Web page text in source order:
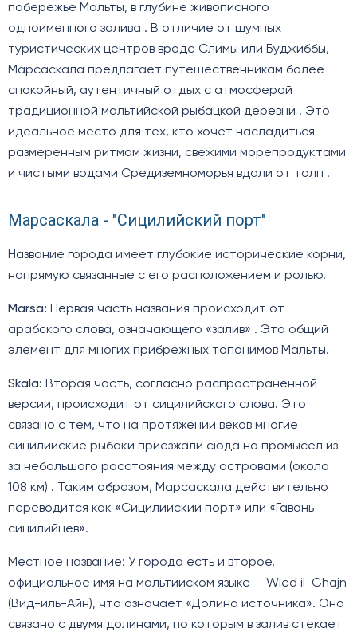
побережье Мальты, в глубине живописного
одноименного залива . В отличие от шумных
туристических центров вроде Слимы или Буджиббы,
Марсаскала предлагает путешественникам более
спокойный, аутентичный отдых с атмосферой
традиционной мальтийской рыбацкой деревни . Это
идеальное место для тех, кто хочет насладиться
размеренным ритмом жизни, свежими морепродуктами
и чистыми водами Средиземноморья вдали от толп .
Марсаскала - "Сицилийский порт"
Название города имеет глубокие исторические корни,
напрямую связанные с его расположением и ролью.
Marsa: Первая часть названия происходит от
арабского слова, означающего «залив» . Это общий
элемент для многих прибрежных топонимов Мальты.
Skala: Вторая часть, согласно распространенной
версии, происходит от сицилийского слова. Это
связано с тем, что на протяжении веков многие
сицилийские рыбаки приезжали сюда на промысел из-
за небольшого расстояния между островами (около
108 км) . Таким образом, Марсаскала действительно
переводится как «Сицилийский порт» или «Гавань
сицилийцев».
Местное название: У города есть и второе,
официальное имя на мальтийском языке — Wied il-Għajn
(Вид-иль-Айн), что означает «Долина источника». Оно
связано с двумя долинами, по которым в залив стекает